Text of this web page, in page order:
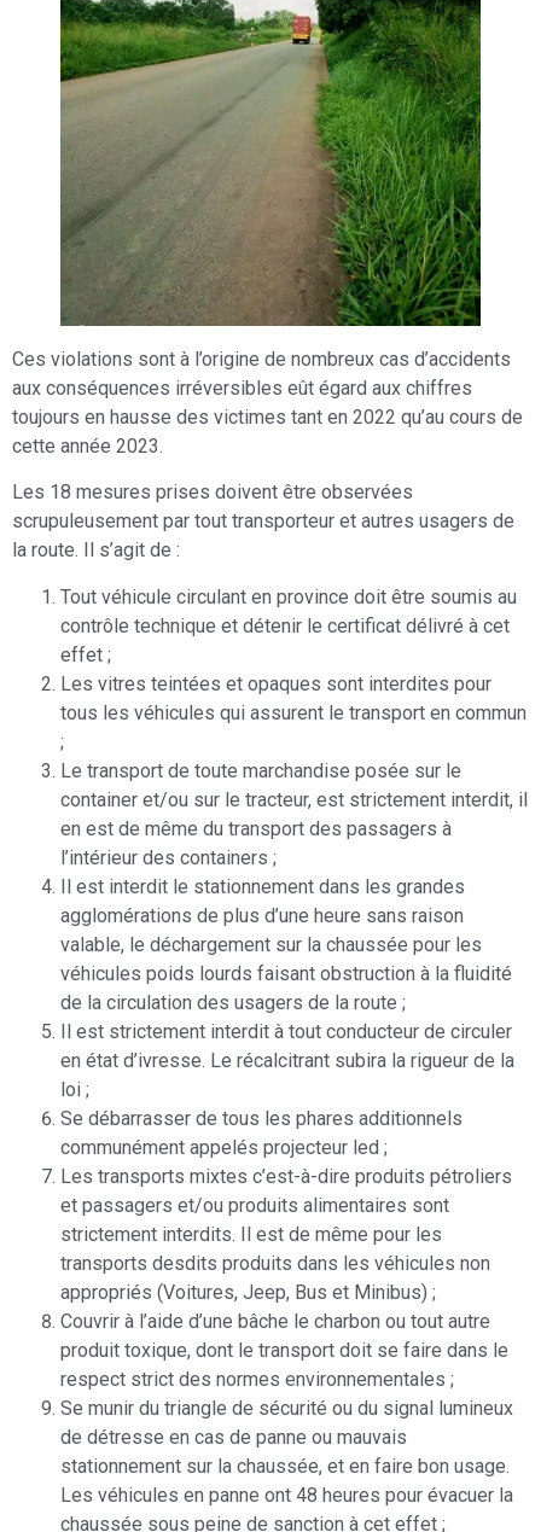
Ces violations sont à l’origine de nombreux cas d’accidents
aux conséquences irréversibles eût égard aux chiffres
toujours en hausse des victimes tant en 2022 qu’au cours de
cette année 2023.
Les 18 mesures prises doivent être observées
scrupuleusement par tout transporteur et autres usagers de
la route. Il s’agit de :
Tout véhicule circulant en province doit être soumis au
contrôle technique et détenir le certificat délivré à cet
effet ;
Les vitres teintées et opaques sont interdites pour
tous les véhicules qui assurent le transport en commun
;
Le transport de toute marchandise posée sur le
container et/ou sur le tracteur, est strictement interdit, il
en est de même du transport des passagers à
l’intérieur des containers ;
Il est interdit le stationnement dans les grandes
agglomérations de plus d’une heure sans raison
valable, le déchargement sur la chaussée pour les
véhicules poids lourds faisant obstruction à la fluidité
de la circulation des usagers de la route ;
Il est strictement interdit à tout conducteur de circuler
en état d’ivresse. Le récalcitrant subira la rigueur de la
loi ;
Se débarrasser de tous les phares additionnels
communément appelés projecteur led ;
Les transports mixtes c’est-à-dire produits pétroliers
et passagers et/ou produits alimentaires sont
strictement interdits. Il est de même pour les
transports desdits produits dans les véhicules non
appropriés (Voitures, Jeep, Bus et Minibus) ;
Couvrir à l’aide d’une bâche le charbon ou tout autre
produit toxique, dont le transport doit se faire dans le
respect strict des normes environnementales ;
Se munir du triangle de sécurité ou du signal lumineux
de détresse en cas de panne ou mauvais
stationnement sur la chaussée, et en faire bon usage.
Les véhicules en panne ont 48 heures pour évacuer la
chaussée sous peine de sanction à cet effet ;